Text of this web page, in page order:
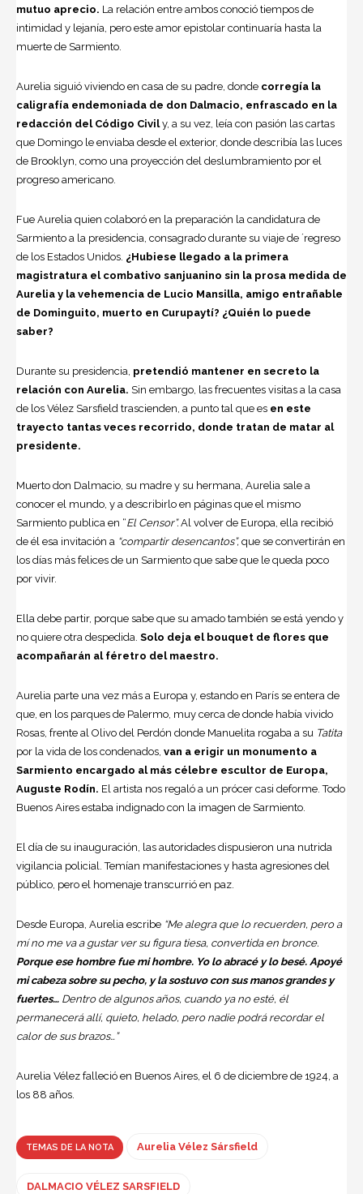
mutuo aprecio. La relación entre ambos conoció tiempos de
intimidad y lejanía, pero este amor epistolar continuaría hasta la
muerte de Sarmiento.
Aurelia siguió viviendo en casa de su padre, donde corregía la
caligrafía endemoniada de don Dalmacio, enfrascado en la
redacción del Código Civily, a su vez, leía con pasión las cartas
que Domingo le enviaba desde el exterior, donde describía las luces
de Brooklyn, como una proyección del deslumbramiento por el
progreso americano.
Fue Aurelia quien colaboró en la preparación la candidatura de
Sarmiento a la presidencia, consagrado durante su viaje de ´regreso
de los Estados Unidos. ¿Hubiese llegado a la primera
magistratura el combativo sanjuanino sin la prosa medida de
Aurelia y la vehemencia de Lucio Mansilla, amigo entrañable
de Dominguito, muerto en Curupaytí? ¿Quién lo puede
saber?
Durante su presidencia, pretendió mantener en secreto la
relación con Aurelia. Sin embargo, las frecuentes visitas a la casa
de los Vélez Sarsfield trascienden, a punto tal que es en este
trayecto tantas veces recorrido, donde tratan de matar al
presidente.
Muerto don Dalmacio, su madre y su hermana, Aurelia sale a
conocer el mundo, y a describirlo en páginas que el mismo
Sarmiento publica en “El Censor”.Al volver de Europa, ella recibió
de él esa invitación a “compartir desencantos”, que se convertirán en
los días más felices de un Sarmiento que sabe que le queda poco
por vivir.
Ella debe partir, porque sabe que su amado también se está yendo y
no quiere otra despedida. Solo deja el bouquet de flores que
acompañarán al féretro del maestro.
Aurelia parte una vez más a Europa y, estando en París se entera de
que, en los parques de Palermo, muy cerca de donde había vivido
Rosas, frente al Olivo del Perdón donde Manuelita rogaba a su Tatita
por la vida de los condenados, van a erigir un monumento a
Sarmiento encargado al más célebre escultor de Europa,
Auguste Rodín. El artista nos regaló a un prócer casi deforme. Todo
Buenos Aires estaba indignado con la imagen de Sarmiento.
El día de su inauguración, las autoridades dispusieron una nutrida
vigilancia policial. Temían manifestaciones y hasta agresiones del
público, pero el homenaje transcurrió en paz.
Desde Europa, Aurelia escribe “Me alegra que lo recuerden, pero a
mí no me va a gustar ver su figura tiesa, convertida en bronce.
Porque ese hombre fue mi hombre. Yo lo abracé y lo besé. Apoyé
mi cabeza sobre su pecho, y la sostuvo con sus manos grandes y
fuertes… Dentro de algunos años, cuando ya no esté, él
permanecerá allí, quieto, helado, pero nadie podrá recordar el
calor de sus brazos…”
Aurelia Vélez falleció en Buenos Aires, el 6 de diciembre de 1924, a
los 88 años.
TEMAS DE LA NOTA Aurelia Vélez Sársfield
DALMACIO VÉLEZ SARSFIELD